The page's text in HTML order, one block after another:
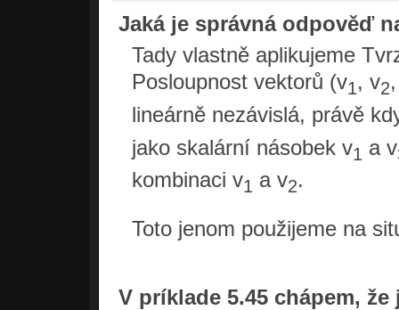
Jaká je správná odpověď
Tady vlastně aplikujeme
Posloupnost vektorů (v1, v2
lineárně nezávislá, právě
jako skalární násobek v1 a v
kombinaci v1 a v2.
Toto jenom použijeme na
V príklade 5.45 chápem,